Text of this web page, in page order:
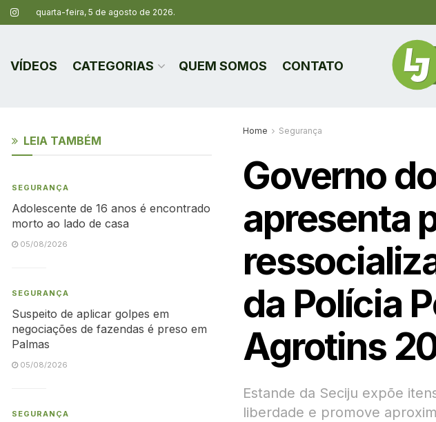
quarta-feira, 5 de agosto de 2026.
VÍDEOS CATEGORIAS QUEM SOMOS CONTATO
Home Segurança
Governo
apresenta
da Polícia
Agrotins
Estande da Seciju expõe
liberdade e promove
LEIA TAMBÉM
SEGURANÇA
Adolescente de 16 anos é encontrado
morto ao lado de casa
05/08/2026
SEGURANÇA
Suspeito de aplicar golpes em
negociações de fazendas é preso em
Palmas
05/08/2026
SEGURANÇA